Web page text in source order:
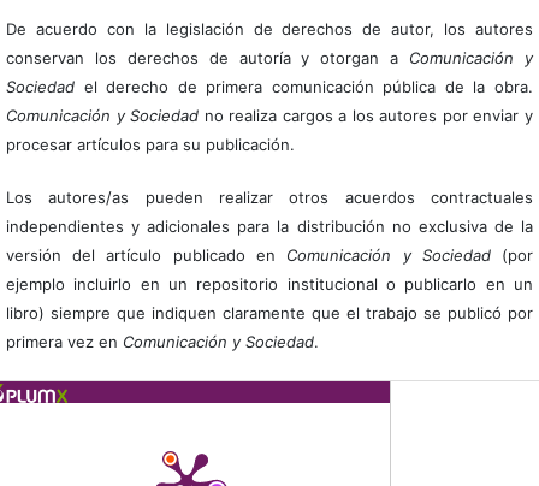
De acuerdo con la legislación de derechos de autor, los autores
conservan los derechos de autoría y otorgan a Comunicación y
Sociedadel derecho de primera comunicación pública de la obra.
Comunicación y Sociedad no realiza cargos a los autores por enviar y
procesar artículos para su publicación.
Los autores/as pueden realizar otros acuerdos contractuales
independientes y adicionales para la distribución no exclusiva de la
versión del artículo publicado en Comunicación y Sociedad(por
ejemplo incluirlo en un repositorio institucional o publicarlo en un
libro) siempre que indiquen claramente que el trabajo se publicó por
primera vez en Comunicación y Sociedad.